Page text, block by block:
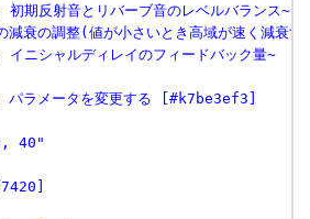
反射音とリバーブ音のレベルバランス~
の調整(値が小さいとき高域が速く減衰す
シャルディレイのフィードバック量~
ラメータを変更する [#k7be3ef3]
40"